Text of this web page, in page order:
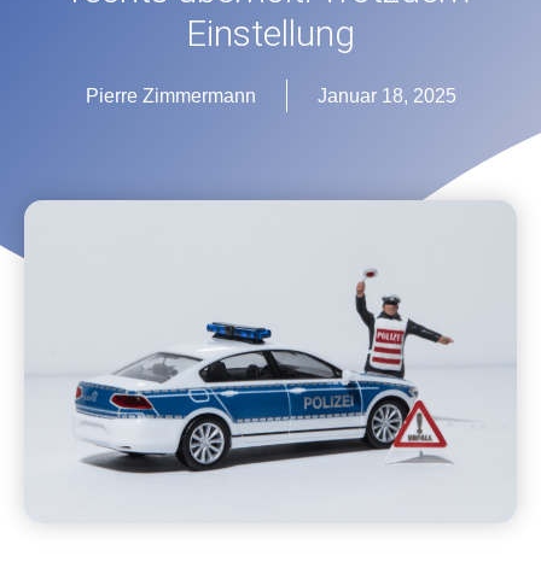
Einstellung
Pierre Zimmermann Januar 18, 2025